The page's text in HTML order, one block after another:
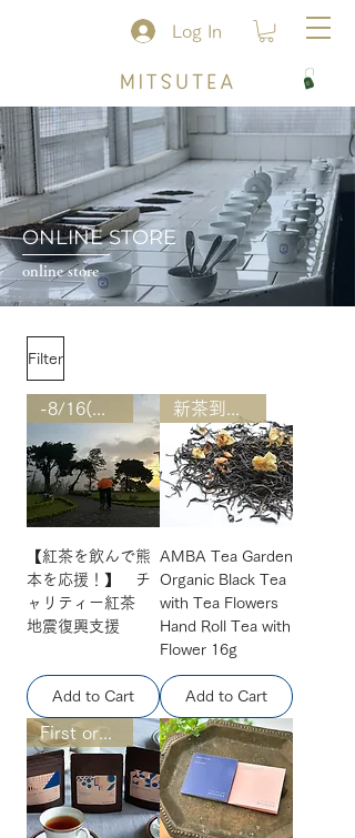
Log In
​ONLINE STORE
online store
Filter
【紅茶を飲んで熊
本を応援！】 チ
ャリティー紅茶
地震復興支援
Add to Cart
AMBA Tea Garden
Organic Black Tea
with Tea Flowers
Hand Roll Tea with
Flower 16g
Add to Cart